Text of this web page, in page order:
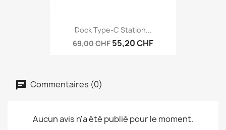
Dock Type-C Station...
69,00 CHF 55,20 CHF
Commentaires (0)
Aucun avis n'a été publié pour le moment.